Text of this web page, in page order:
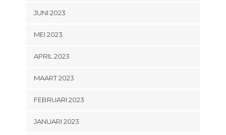
JUNI 2023
MEI 2023
APRIL 2023
MAART 2023
FEBRUARI 2023
JANUARI 2023